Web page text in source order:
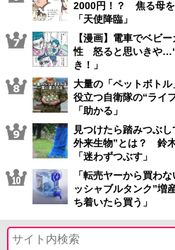
2000円！？ 焦る母を
「天使降臨」
【漫画】電車でベビ
性 怒ると思いきや…“
き！」
大量の「ペットボト
役立つ自衛隊の“ライ
「助かる」
見つけたら踏みつぶ
外来生物”とは？ 鈴
「迷わずつぶす」
「転売ヤーから買わ
ッシャブルタンク”
ち着いたら買う」